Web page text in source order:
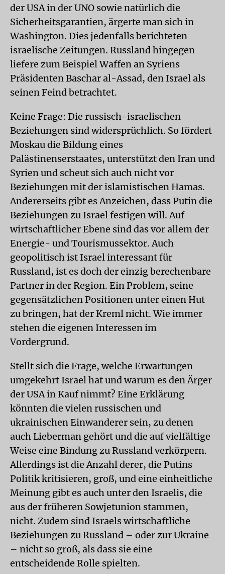
der USA in der UNO sowie natürlich die
Sicherheitsgarantien, ärgerte man sich in
Washington. Dies jedenfalls berichteten
israelische Zeitungen. Russland hingegen
liefere zum Beispiel Waffen an Syriens
Präsidenten Baschar al-Assad, den Israel als
seinen Feind betrachtet.
Keine Frage: Die russisch-israelischen
Beziehungen sind widersprüchlich. So fördert
Moskau die Bildung eines
Palästinenserstaates, unterstützt den Iran und
Syrien und scheut sich auch nicht vor
Beziehungen mit der islamistischen Hamas.
Andererseits gibt es Anzeichen, dass Putin die
Beziehungen zu Israel festigen will. Auf
wirtschaftlicher Ebene sind das vor allem der
Energie- und Tourismussektor. Auch
geopolitisch ist Israel interessant für
Russland, ist es doch der einzig berechenbare
Partner in der Region. Ein Problem, seine
gegensätzlichen Positionen unter einen Hut
zu bringen, hat der Kreml nicht. Wie immer
stehen die eigenen Interessen im
Vordergrund.
Stellt sich die Frage, welche Erwartungen
umgekehrt Israel hat und warum es den Ärger
der USA in Kauf nimmt? Eine Erklärung
könnten die vielen russischen und
ukrainischen Einwanderer sein, zu denen
auch Lieberman gehört und die auf vielfältige
Weise eine Bindung zu Russland verkörpern.
Allerdings ist die Anzahl derer, die Putins
Politik kritisieren, groß, und eine einheitliche
Meinung gibt es auch unter den Israelis, die
aus der früheren Sowjetunion stammen,
nicht. Zudem sind Israels wirtschaftliche
Beziehungen zu Russland – oder zur Ukraine
– nicht so groß, als dass sie eine
entscheidende Rolle spielten.